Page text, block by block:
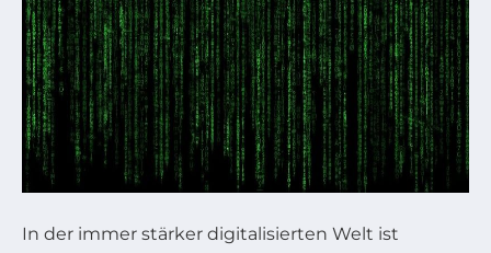
In der immer stärker digitalisierten Welt ist